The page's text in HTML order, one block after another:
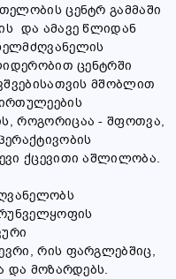
ცენტრ გამმაში
და ამავე წლიდან
ცენტრში
მშობლით
როგორიცაა - შფოთვა,
ქცევითი აშლილობა.
რის ფარგლებშიც,
და მოზარდებს.